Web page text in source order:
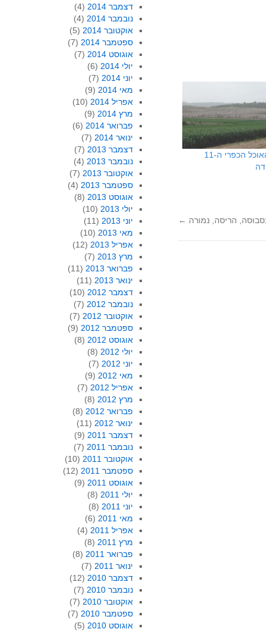
פסטיבל האוכל הכפרי ה-11
הריסה, נמורה ←
דצמבר 2014
(4)
נובמבר 2014
(4)
אוקטובר 2014
(5)
ספטמבר 2014
(7)
אוגוסט 2014
(7)
יולי 2014
(6)
יוני 2014
(7)
מאי 2014
(9)
אפריל 2014
(10)
מרץ 2014
(9)
פברואר 2014
(6)
ינואר 2014
(7)
דצמבר 2013
(7)
נובמבר 2013
(4)
אוקטובר 2013
(7)
ספטמבר 2013
(4)
אוגוסט 2013
(8)
יולי 2013
(10)
יוני 2013
(11)
מאי 2013
(10)
אפריל 2013
(12)
מרץ 2013
(7)
פברואר 2013
(11)
ינואר 2013
(11)
דצמבר 2012
(10)
נובמבר 2012
(7)
אוקטובר 2012
(7)
ספטמבר 2012
(9)
אוגוסט 2012
(8)
יולי 2012
(8)
יוני 2012
(7)
מאי 2012
(9)
אפריל 2012
(7)
מרץ 2012
(8)
פברואר 2012
(8)
ינואר 2012
(11)
דצמבר 2011
(9)
נובמבר 2011
(7)
אוקטובר 2011
(10)
ספטמבר 2011
(12)
אוגוסט 2011
(9)
יולי 2011
(8)
יוני 2011
(8)
מאי 2011
(6)
אפריל 2011
(4)
מרץ 2011
(8)
פברואר 2011
(8)
ינואר 2011
(7)
דצמבר 2010
(12)
נובמבר 2010
(7)
אוקטובר 2010
(7)
ספטמבר 2010
(7)
אוגוסט 2010
(5)